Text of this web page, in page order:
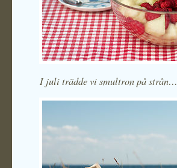
I juli trädde vi smultron på strån…